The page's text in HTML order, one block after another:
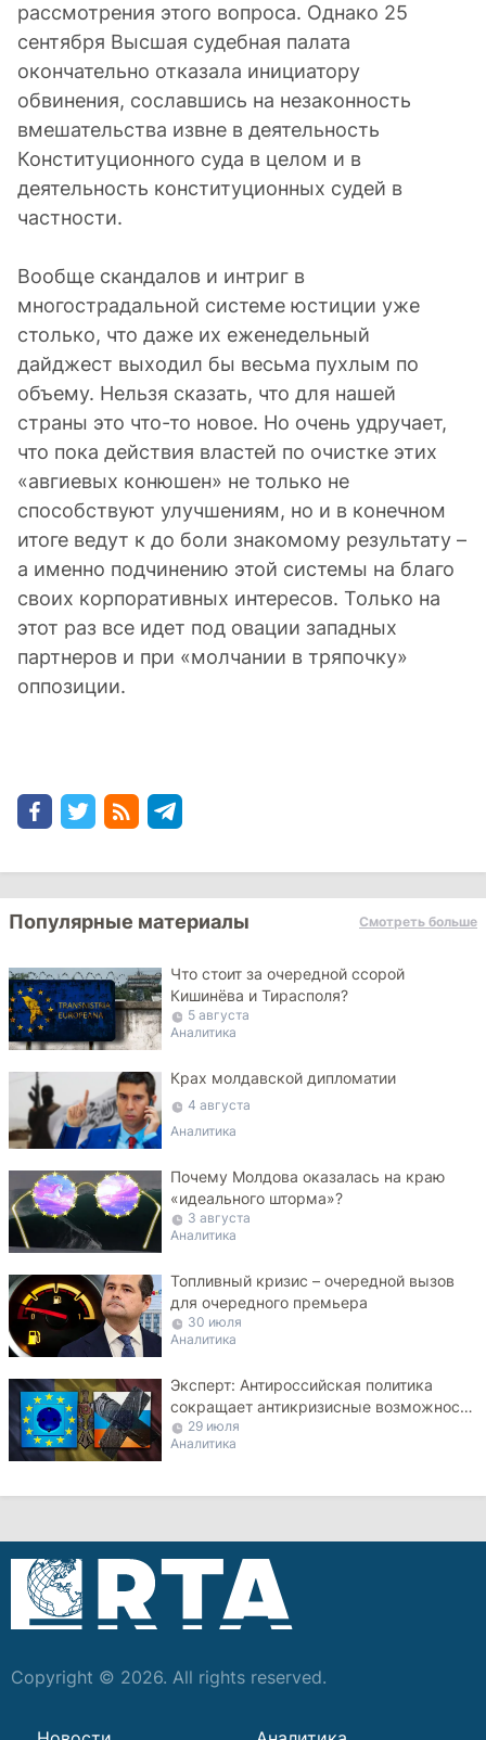
рассмотрения этого вопроса. Однако 25
сентября Высшая судебная палата
окончательно отказала инициатору
обвинения, сославшись на незаконность
вмешательства извне в деятельность
Конституционного суда в целом и в
деятельность конституционных судей в
частности.
Вообще скандалов и интриг в
многострадальной системе юстиции уже
столько, что даже их еженедельный
дайджест выходил бы весьма пухлым по
объему. Нельзя сказать, что для нашей
страны это что-то новое. Но очень удручает,
что пока действия властей по очистке этих
«авгиевых конюшен» не только не
способствуют улучшениям, но и в конечном
итоге ведут к до боли знакомому результату –
а именно подчинению этой системы на благо
своих корпоративных интересов. Только на
этот раз все идет под овации западных
партнеров и при «молчании в тряпочку»
оппозиции.
Популярные материалы Смотреть больше
Что стоит за очередной ссорой
Кишинёва и Тирасполя?
5 августа
Аналитика
Крах молдавской дипломатии
4 августа
Аналитика
Почему Молдова оказалась на краю
«идеального шторма»?
3 августа
Аналитика
Топливный кризис – очередной вызов
для очередного премьера
30 июля
Аналитика
Эксперт: Антироссийская политика
сокращает антикризисные возможности
Молдовы
29 июля
Аналитика
Copyright © 2026. All rights reserved.